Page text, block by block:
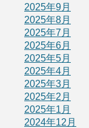
2025年9月
2025年8月
2025年7月
2025年6月
2025年5月
2025年4月
2025年3月
2025年2月
2025年1月
2024年12月